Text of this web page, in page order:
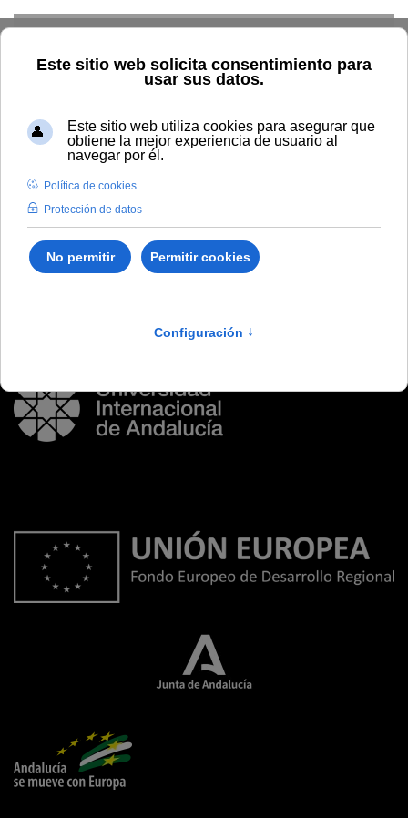
Inicio Vida universitaria
Biblioteca y publicaciones
Publicaciones
Búsqueda por autor
Bilbao Liseca, Alfonso
Qullqicha Ñuqa Ima (Andaluza Jarawi) = Platero y yo